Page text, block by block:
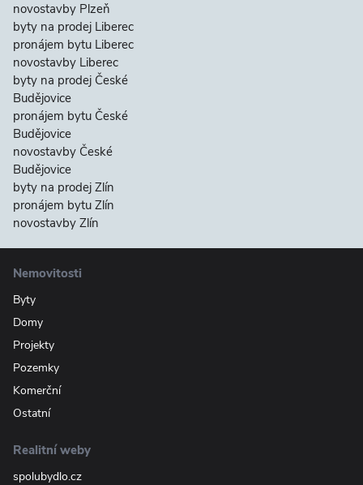
novostavby Plzeň
byty na prodej Liberec
pronájem bytu Liberec
novostavby Liberec
byty na prodej České
Budějovice
pronájem bytu České
Budějovice
novostavby České
Budějovice
byty na prodej Zlín
pronájem bytu Zlín
novostavby Zlín
Nemovitosti
Byty
Domy
Projekty
Pozemky
Komerční
Ostatní
Realitní weby
spolubydlo.cz